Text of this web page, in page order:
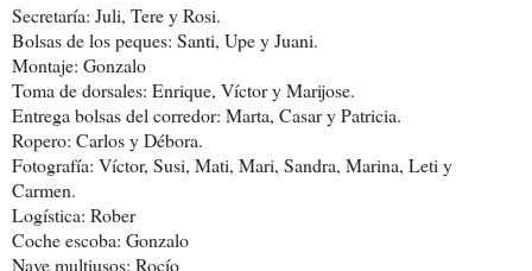
Secretaría: Juli, Tere y Rosi.
Bolsas de los peques: Santi, Upe y Juani.
Montaje: Gonzalo
Toma de dorsales: Enrique, Víctor y Marijose.
Entrega bolsas del corredor: Marta, Casar y Patricia.
Ropero: Carlos y Débora.
Fotografía: Víctor, Susi, Mati, Mari, Sandra, Marina, Leti y
Carmen.
Logística: Rober
Coche escoba: Gonzalo
Nave multiusos: Rocío